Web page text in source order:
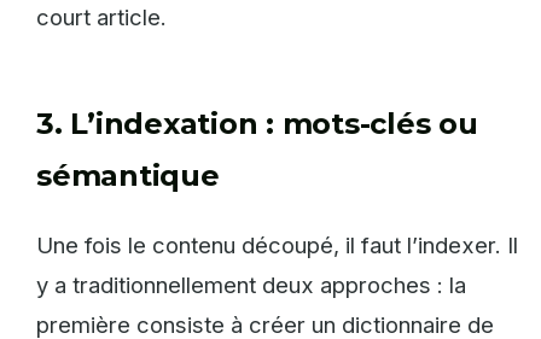
court article.
3. L’indexation : mots-clés ou
sémantique
Une fois le contenu découpé, il faut l’indexer. Il
y a traditionnellement deux approches : la
première consiste à créer un dictionnaire de